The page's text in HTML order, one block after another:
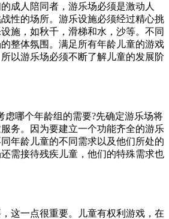
成人陪同者，游乐场必须是激动人
性的场所。游乐设施必须经过精心挑
施，如秋千，滑梯和水，沙等。不同
整体氛围。满足所有年龄儿童的游戏
以游乐场必须不断了解儿童的发展阶
虑哪个年龄组的需要?先确定游乐场将
务。因为要建立一个功能齐全的游乐
年龄儿童的不同需求以及他们所处的
需接待残疾儿童，他们的特殊需求也
这一点很重要。儿童有权利游戏，在